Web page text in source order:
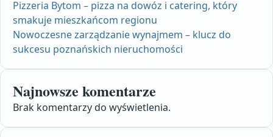
Pizzeria Bytom – pizza na dowóz i catering, który
smakuje mieszkańcom regionu
Nowoczesne zarządzanie wynajmem – klucz do
sukcesu poznańskich nieruchomości
Najnowsze komentarze
Brak komentarzy do wyświetlenia.